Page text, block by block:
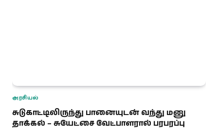
அரசியல்
சுடுகாட்டிலிருந்து பானையுடன் வந்து மனு
தாக்கல் – சுயேட்சை வேட்பாளரால் பரபரப்பு